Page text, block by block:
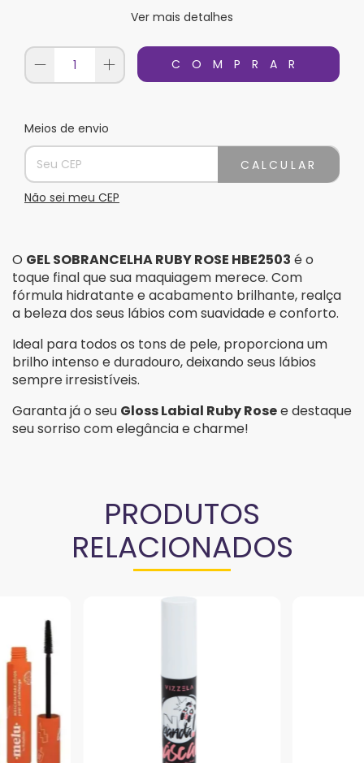
Ver mais detalhes
Entregas para o CEP:
Meios de envio
CALCULAR
Não sei meu CEP
O GEL SOBRANCELHA RUBY ROSE HBE2503 é o
toque final que sua maquiagem merece. Com
fórmula hidratante e acabamento brilhante, realça
a beleza dos seus lábios com suavidade e conforto.
Ideal para todos os tons de pele, proporciona um
brilho intenso e duradouro, deixando seus lábios
sempre irresistíveis.
Garanta já o seu Gloss Labial Ruby Rosee destaque
seu sorriso com elegância e charme!
PRODUTOS
RELACIONADOS